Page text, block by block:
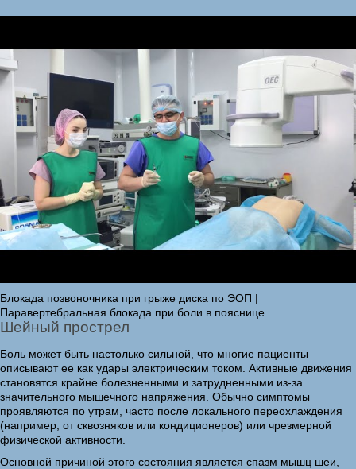
Блокада позвоночника при грыже диска по ЭОП |
Паравертебральная блокада при боли в пояснице
Шейный прострел
Боль может быть настолько сильной, что многие пациенты
описывают ее как удары электрическим током. Активные движения
становятся крайне болезненными и затрудненными из-за
значительного мышечного напряжения. Обычно симптомы
проявляются по утрам, часто после локального переохлаждения
(например, от сквозняков или кондиционеров) или чрезмерной
физической активности.
Основной причиной этого состояния является спазм мышц шеи,